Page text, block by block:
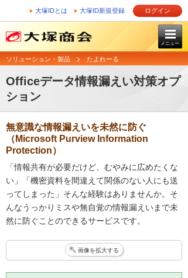
大塚IDとは 大塚ID新規登録 ログイン
メニュー
ソリューション・製品 たよれーる
Officeデータ情報漏えい対策オプ
ション
無意識な情報漏えいを未然に防ぐ
（Microsoft Purview Information
Protection）
「情報共有が必要だけど、むやみに広めたくな
い」「機密資料を間違えて関係のない人にも送
ってしまった」そんな経験はありませんか。そ
んなうっかりミスや無自覚の情報漏えいまで未
然に防ぐことのできるサービスです。
画像を拡大する